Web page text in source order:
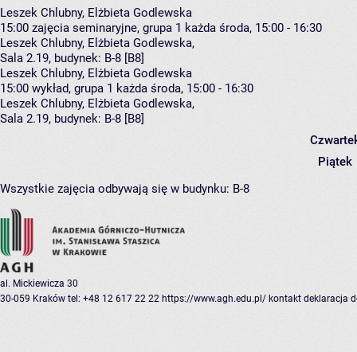
Leszek Chlubny, Elżbieta Godlewska
15:00 zajęcia seminaryjne, grupa 1 każda środa, 15:00 - 16:30
Leszek Chlubny, Elżbieta Godlewska,
Sala 2.19, budynek: B-8 [B8]
Leszek Chlubny, Elżbieta Godlewska
15:00 wykład, grupa 1 każda środa, 15:00 - 16:30
Leszek Chlubny, Elżbieta Godlewska,
Sala 2.19, budynek: B-8 [B8]
Piątek
Wszystkie zajęcia odbywają się w budynku: B-8
al. Mickiewicza 30
30-059 Kraków tel: +48 12 617 22 22 https://www.agh.edu.pl/ kontakt deklaracja